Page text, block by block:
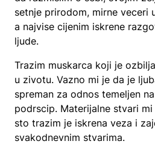
setnje prirodom, mirne veceri
a najvise cijenim iskrene
ljude.
Trazim muskarca koji je
u zivotu. Vazno mi je da je
spreman za odnos temeljen
podrscip. Materijalne stvari
sto trazim je iskrena veza i
svakodnevnim stvarima.